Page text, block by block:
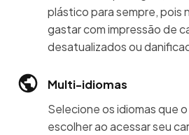
plástico para sempre, pois
gastar com impressão de
desatualizados ou
Multi-idiomas
Selecione os idiomas que
escolher ao acessar seu